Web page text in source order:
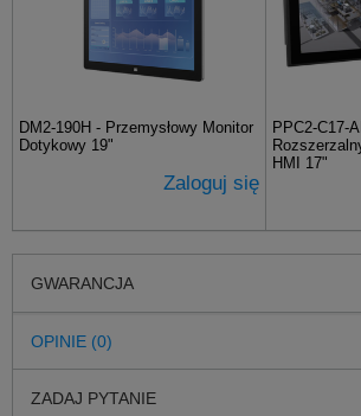
DM2-190H - Przemysłowy Monitor
Dotykowy 19"
Zaloguj się
PPC2-C17-
HMI 17"
GWARANCJA
OPINIE (0)
ZADAJ PYTANIE